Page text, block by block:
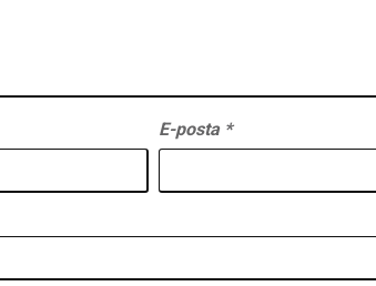
E-posta *